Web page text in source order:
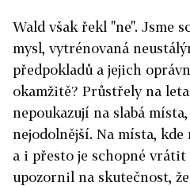
Wald však řekl "ne". Jsme
mysl, vytrénovaná
předpokladů a jejich
okamžitě? Průstřely na
nepoukazují na slabá
nejodolnější. Na místa, kde
a i přesto je schopné vrátit
upozornil na skutečnost,